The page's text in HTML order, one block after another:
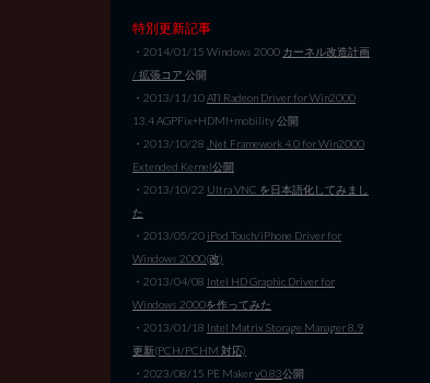
特別更新記事
・2014/01/15 Windows 2000 カーネル改造計画
/ 拡張コア 公開
・2013/11/10ATI Radeon Driver for Win2000
13.4 AGPFix+HDMI+mobility 公開
・2013/10/28 .Net Framework 4.0 for Win2000
Extended Kernel公開
・2013/10/22 Ultra VNC を日本語化してみまし
た
・2013/05/20 iPod Touch/iPhone Driver for
Windows 2000(改)
・2013/04/08 Intel HD Graphic Driver for
Windows 2000を作ってみた
・2013/01/18 Intel Matrix Storage Manager 8.9
更新(PCH/PCHM 対応)
・2023/08/15 PE Makerv0.83公開